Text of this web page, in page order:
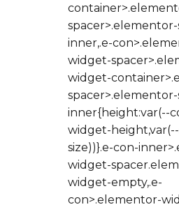
inner,.e-
widget-
widget-
inner{height:var(--
widget-
size))}.e-con-
widget-
widget-empty,.e-
con>.elementor-